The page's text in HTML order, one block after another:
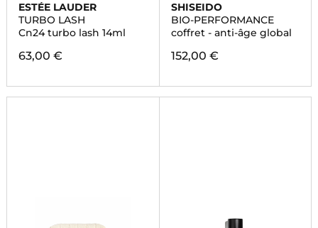
ESTÉE LAUDER
TURBO LASH
Cn24 turbo lash 14ml
63,00 €
SHISEIDO
BIO-PERFORMANCE
coffret - anti-âge global
152,00 €